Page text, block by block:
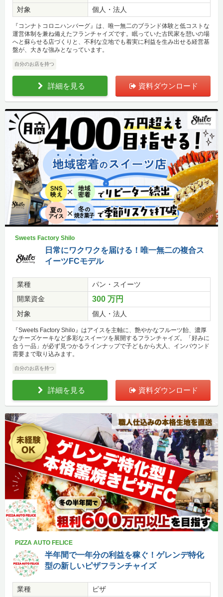
対象 個人・法人
『コンナトコロニハンバーグ』は、唯一無二のブランド体験と低コストな
運営体制を兼ね備えたフランチャイズです。眠っていた古民家を憩いの場
へと蘇らせる店づくりと、不利な立地でも着実に利益を生み出せる経営基
盤が、大きな強みとなっています。
自分のお店を持つ
詳細を見る 資料ダウンロード
Sweets Factory Shilo
日常にワクワクを届ける！唯一無二の複合ス
イーツFCモデル
業種
パン・スイーツ
開業資金
300 万円
対象 個人・法人
『Sweets Factory Shilo』はアイスを主軸に、艶やかなフルーツ飴、濃厚
なチーズケーキなど多彩なスイーツを展開するフランチャイズ。「好みに
合う一品」が必ず見つかるラインナップで子どもから大人、インバウンド
需要まで取り込みます。
自分のお店を持つ
詳細を見る 資料ダウンロード
PIZZA AUTO FELICE
半年間で一年分の利益を稼ぐ！ゲレンデ特化
型の新しいピザフランチャイズ
業種 ピザ